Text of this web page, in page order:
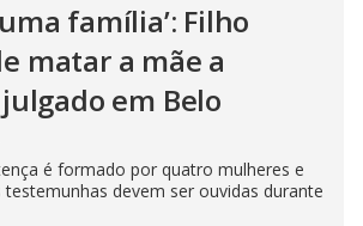
família’: Filho
matar a mãe a
em Belo
é formado por quatro mulheres e
devem ser ouvidas durante